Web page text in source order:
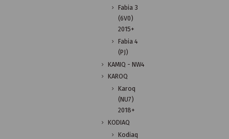
Fabia 3
(6V0)
2015+
Fabia 4
(PJ)
KAMIQ - NW4
KAROQ
Karoq
(NU7)
2018+
KODIAQ
Kodiaq